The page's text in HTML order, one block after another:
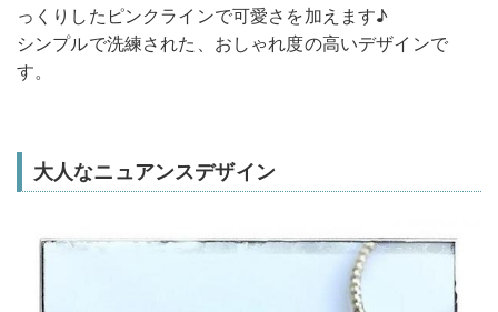
っくりしたピンクラインで可愛さを加えます♪
シンプルで洗練された、おしゃれ度の高いデザインで
す。
大人なニュアンスデザイン